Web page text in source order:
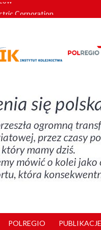
Corporation
EZT
Łatwiejsze dojazdy do pracy i
POLREGIO